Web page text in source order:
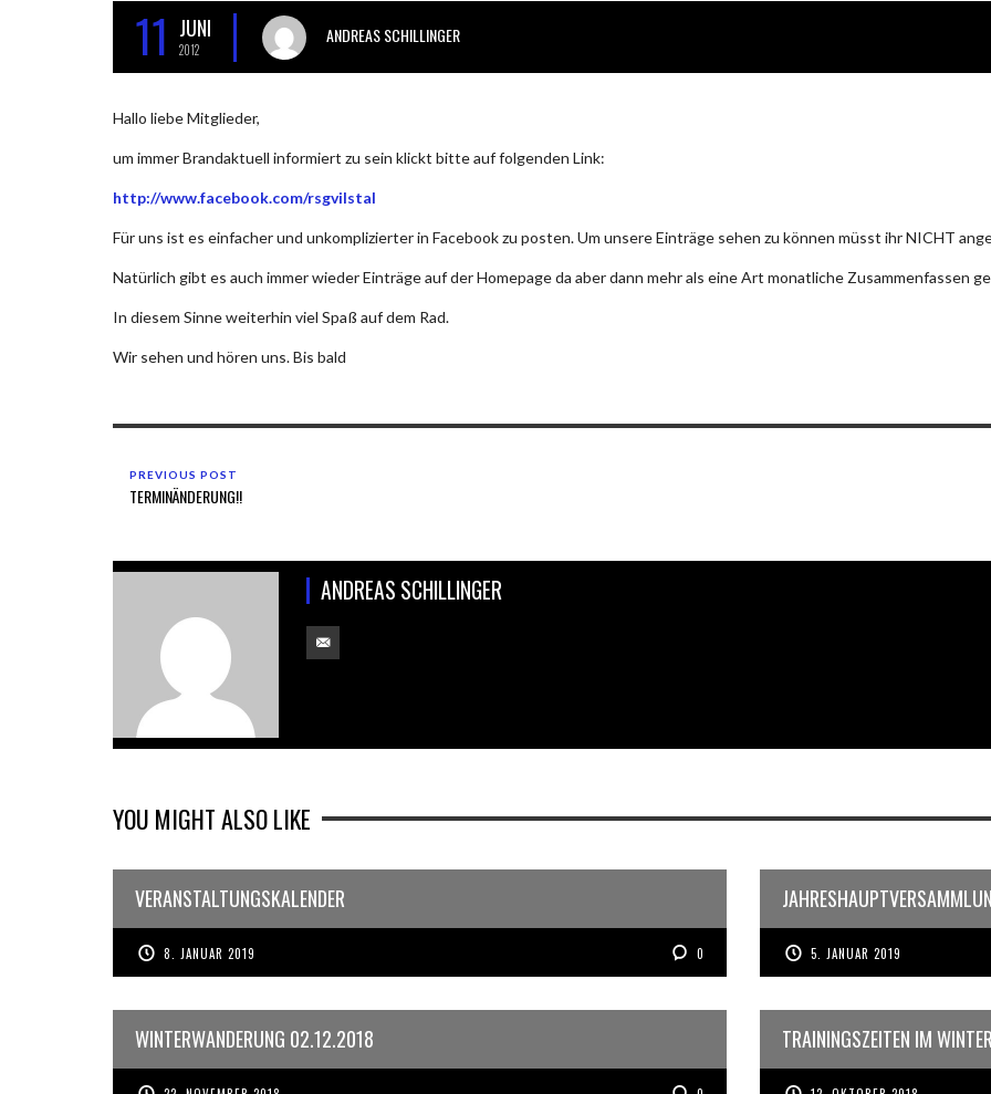
11 JUNI
2012
ANDREAS SCHILLINGER
Hallo liebe Mitglieder,
um immer Brandaktuell informiert zu sein klickt bitte auf folgenden Link:
http://www.facebook.com/rsgvilstal
Für uns ist es einfacher und unkomplizierter in Facebook zu posten. Um unsere Einträge sehen zu können müsst ihr NICHT
Natürlich gibt es auch immer wieder Einträge auf der Homepage da aber dann mehr als eine Art monatliche Zusammenfassen
In diesem Sinne weiterhin viel Spaß auf dem Rad.
Wir sehen und hören uns. Bis bald
PREVIOUS POST
TERMINÄNDERUNG!!
ANDREAS SCHILLINGER
YOU MIGHT ALSO LIKE
VERANSTALTUNGSKALENDER
8. JANUAR 2019 0 5. JANUAR 2019
WINTERWANDERUNG 02.12.2018 TRAININGSZEITEN IM WINTER